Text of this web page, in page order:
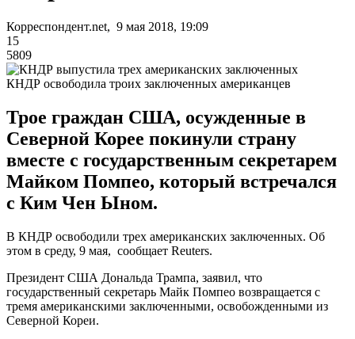
Корреспондент.net, 9 мая 2018, 19:09
15
5809
КНДР освободила троих заключенных американцев
Трое граждан США, осужденные в
Северной Корее покинули страну
вместе с государственным секретарем
Майком Помпео, который встречался
с Ким Чен Ыном.
В КНДР освободили трех американских заключенных. Об
этом в среду, 9 мая, сообщает Reuters.
Президент США Дональда Трампа, заявил, что
государственный секретарь Майк Помпео возвращается с
тремя американскими заключенными, освобожденными из
Северной Кореи.